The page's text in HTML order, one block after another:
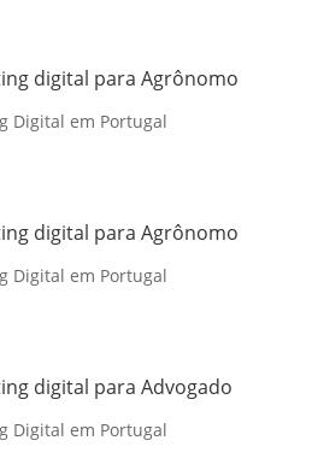
digital para Agrônomo
Digital em Portugal
digital para Agrônomo
Digital em Portugal
digital para Advogado
Digital em Portugal